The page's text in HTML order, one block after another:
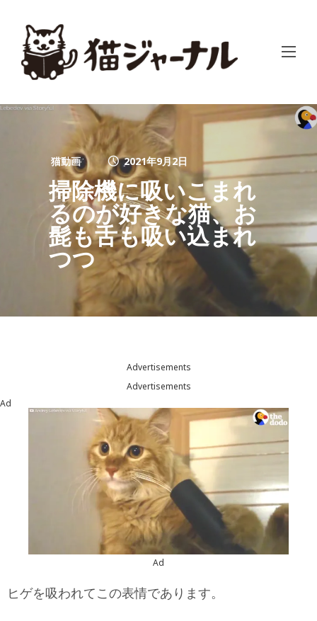
猫動画 2021年9月2日
掃除機に吸いこまれ
るのが好きな猫、お
髭も舌も吸い込まれ
つつ
Advertisements
Advertisements
Ad
Ad
ヒゲを吸われてこの表情であります。